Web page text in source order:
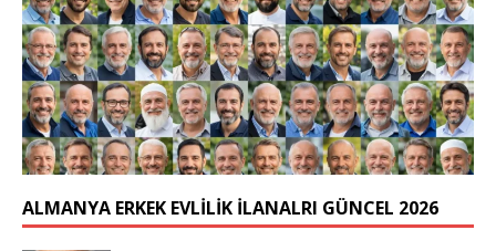
ALMANYA ERKEK EVLİLİK İLANALRI GÜNCEL 2026